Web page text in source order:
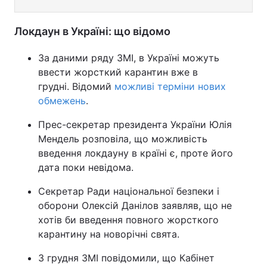
Локдаун в Україні: що відомо
За даними ряду ЗМІ, в Україні можуть
ввести жорсткий карантин вже в
грудні. Відомий можливі терміни нових
обмежень.
Прес-секретар президента України Юлія
Мендель розповіла, що можливість
введення локдауну в країні є, проте його
дата поки невідома.
Секретар Ради національної безпеки і
оборони Олексій Данілов заявляв, що не
хотів би введення повного жорсткого
карантину на новорічні свята.
3 грудня ЗМІ повідомили, що Кабінет